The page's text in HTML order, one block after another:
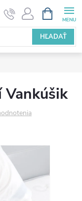
HĽADAŤ
KOŠÍK
Vankúšik